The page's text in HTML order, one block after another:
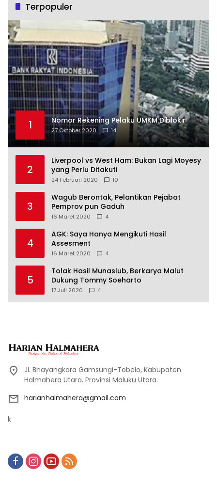
Terpopuler
1 Nomor Rekening Pelaku UMKM Diblokir
27 Oktober 2020 14
2
Liverpool vs West Ham: Bukan Lagi Moyesy
yang Perlu Ditakuti
24 Februari 2020 10
3
Wagub Berontak, Pelantikan Pejabat
Pemprov pun Gaduh
16 Maret 2020 4
4
AGK: Saya Hanya Mengikuti Hasil
Assesment
16 Maret 2020 4
5
Tolak Hasil Munaslub, Berkarya Malut
Dukung Tommy Soeharto
17 Juli 2020 4
Jl. Bhayangkara Gamsungi-Tobelo, Kabupaten
Halmahera Utara. Provinsi Maluku Utara.
harianhalmahera@gmail.com
k